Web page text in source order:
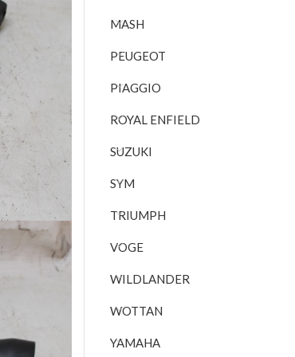
MASH
PEUGEOT
PIAGGIO
ROYAL ENFIELD
SUZUKI
SYM
TRIUMPH
VOGE
WILDLANDER
WOTTAN
YAMAHA